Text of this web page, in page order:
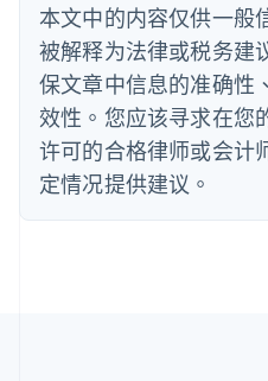
本文中的内容仅供一般
被解释为法律或税务建
保文章中信息的准确性
效性。您应该寻求在您
许可的合格律师或会计
定情况提供建议。
丹麦
English
德国
DeutschEnglish
法国
FrançaisEnglish
芬兰
EnglishSvenska